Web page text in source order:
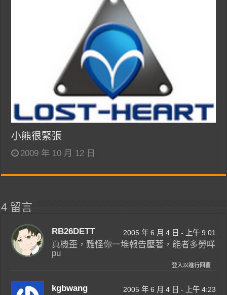
小熊很緊張
2009 年 10 月 12 日
4 留言
RB26DETT 2005 年 6 月 4 日 - 上午 9:01
真機歪，難怪你一堆報告壓著，能者多勞咩
pu
登入以進行回覆
kgbwang 2005 年 6 月 4 日 - 上午 4:23